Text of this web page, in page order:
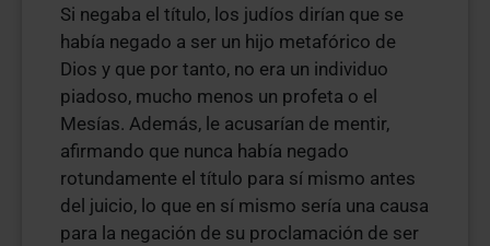
Si negaba el título, los judíos dirían que se
había negado a ser un hijo metafórico de
Dios y que por tanto, no era un individuo
piadoso, mucho menos un profeta o el
Mesías. Además, le acusarían de mentir,
afirmando que nunca había negado
rotundamente el título para sí mismo antes
del juicio, lo que en sí mismo sería una causa
para la negación de su proclamación de ser